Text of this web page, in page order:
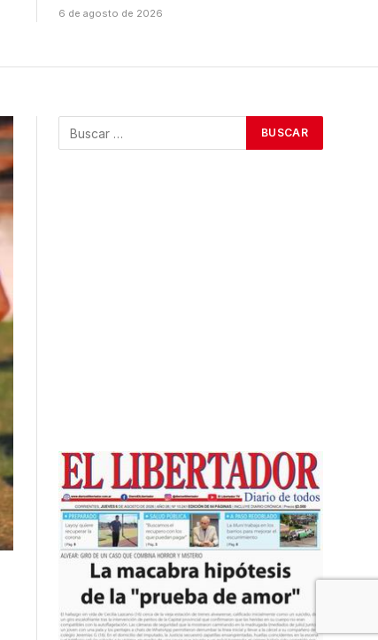
6 de agosto de 2026